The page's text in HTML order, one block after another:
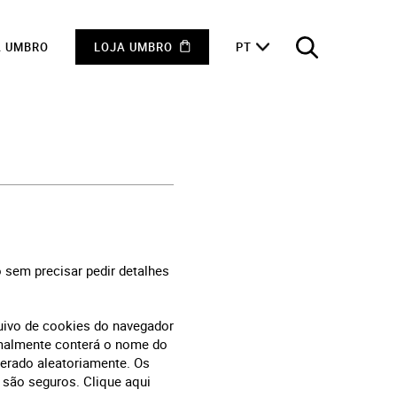
LOJA UMBRO PT
precisar pedir detalhes
de cookies do navegador
conterá o nome do
aleatoriamente. Os
seguros. Clique aqui